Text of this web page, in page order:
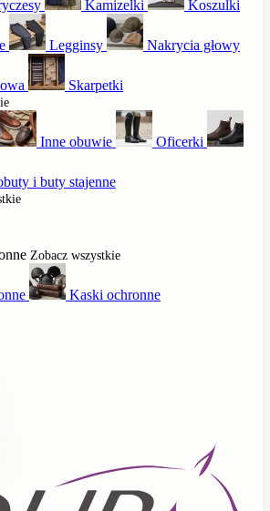
Kamizelki Koszulki
Legginsy Nakrycia głowy
Skarpetki
Inne obuwie Oficerki
i buty stajenne
Zobacz wszystkie
Kaski ochronne